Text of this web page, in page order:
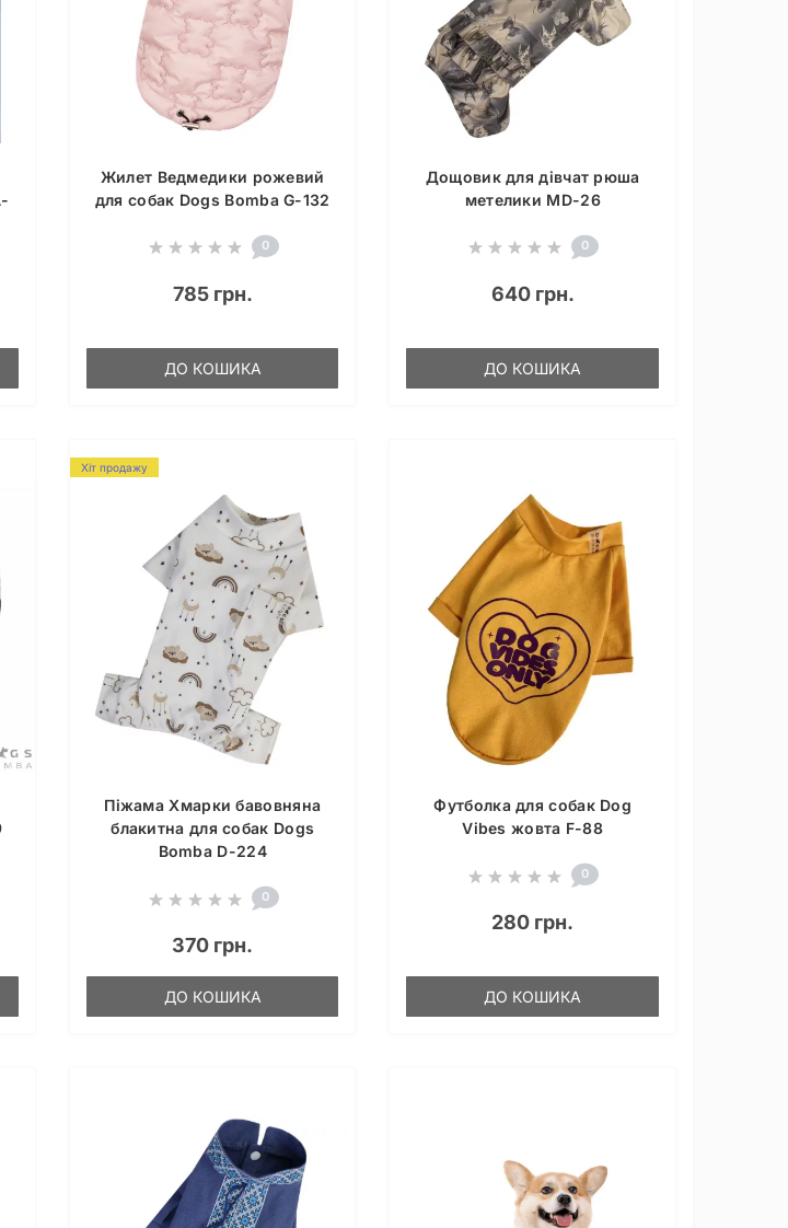
Жилет Ведмедики рожевий
для собак Dogs Bomba G-132
0
785 грн.
ДО КОШИКА
Дощовик для дівчат рюша
метелики MD-26
0
640 грн.
ДО КОШИКА
Хіт продажу
Піжама Хмарки бавовняна
блакитна для собак Dogs
Bomba D-224
0
370 грн.
ДО КОШИКА
Футболка для собак Dog
Vibes жовта F-88
0
280 грн.
ДО КОШИКА